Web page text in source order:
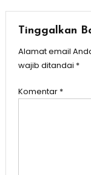
Tinggalkan
Alamat email
wajib ditandai *
Komentar *